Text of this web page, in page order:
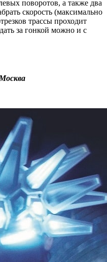
поворотов, а также два
скорость (максимально
трассы проходит
за гонкой можно и с